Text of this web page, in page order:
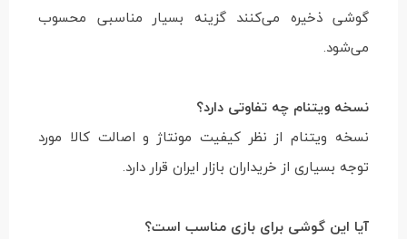
گوشی ذخیره می‌کنند گزینه بسیار مناسبی محسوب
می‌شود.
نسخه ویتنام چه تفاوتی دارد؟
نسخه ویتنام از نظر کیفیت مونتاژ و اصالت کالا مورد
توجه بسیاری از خریداران بازار ایران قرار دارد.
آیا این گوشی برای بازی مناسب است؟